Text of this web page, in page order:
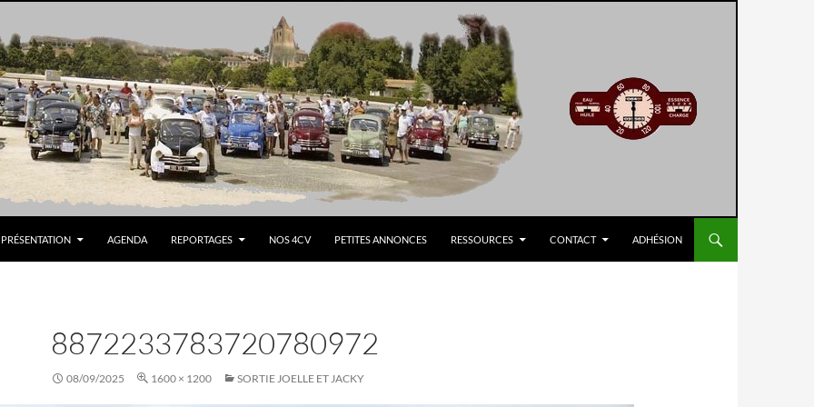
PRÉSENTATION AGENDA REPORTAGES NOS 4CV PETITES ANNONCES RESSOURCES CONTACT ADHÉSION
8872233783720780972
08/09/2025 1600 × 1200 SORTIE JOELLE ET JACKY